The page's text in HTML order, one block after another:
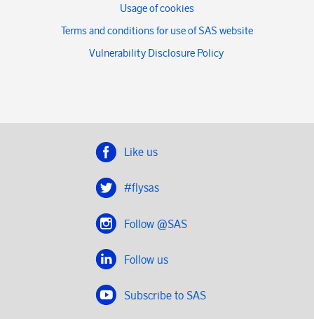
Usage of cookies
Terms and conditions for use of SAS website
Vulnerability Disclosure Policy
Like us
#flysas
Follow @SAS
Follow us
Subscribe to SAS